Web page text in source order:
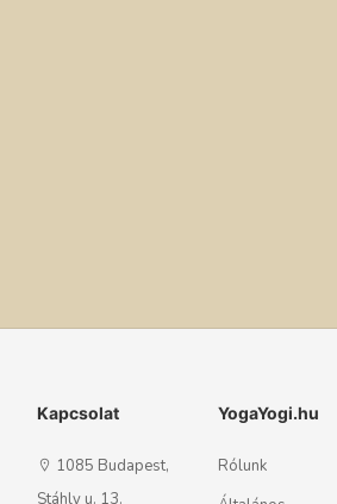
Kapcsolat
1085 Budapest,
YogaYogi.hu
Rólunk